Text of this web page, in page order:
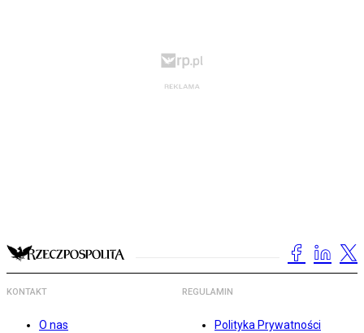
KONTAKT
O nas
REGULAMIN
Polityka Prywatności